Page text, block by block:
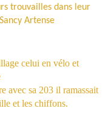
trouvailles dans leur
Artense
celui en vélo et
avec sa 203 il ramassait
et les chiffons.